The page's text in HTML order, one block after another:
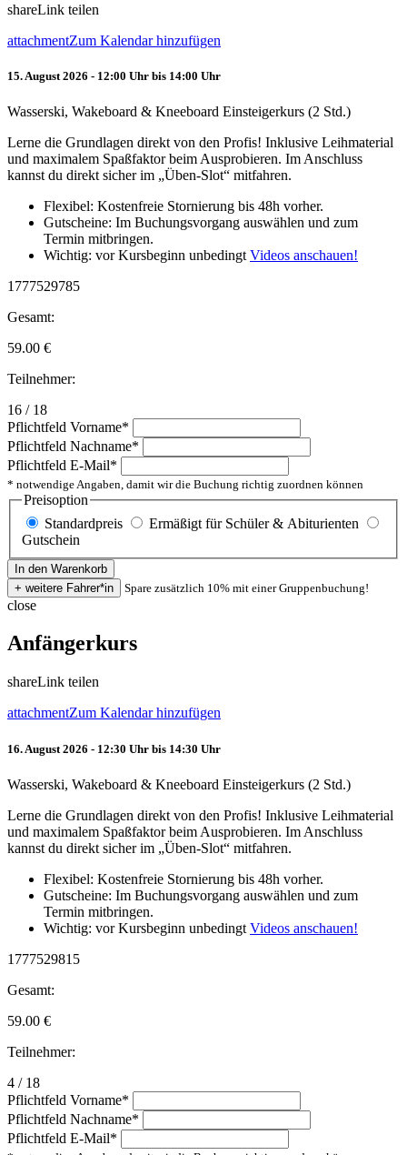
shareLink teilen
attachmentZum Kalendar hinzufügen
15. August 2026 - 12:00 Uhr bis 14:00 Uhr
Wasserski, Wakeboard & Kneeboard Einsteigerkurs (2 Std.)
Lerne die Grundlagen direkt von den Profis! Inklusive Leihmaterial
und maximalem Spaßfaktor beim Ausprobieren. Im Anschluss
kannst du direkt sicher im „Üben-Slot“ mitfahren.
Flexibel: Kostenfreie Stornierung bis 48h vorher.
Gutscheine: Im Buchungsvorgang auswählen und zum
Termin mitbringen.
Wichtig: vor Kursbeginn unbedingt Videos anschauen!
1777529785
Gesamt:
59.00 €
Teilnehmer:
16 / 18
Pflichtfeld Vorname*
Pflichtfeld Nachname*
Pflichtfeld E-Mail*
* notwendige Angaben, damit wir die Buchung richtig zuordnen können
Preisoption
Standardpreis
Ermäßigt für Schüler & Abiturienten
Gutschein
Spare zusätzlich 10% mit einer Gruppenbuchung!
close
Anfängerkurs
shareLink teilen
attachmentZum Kalendar hinzufügen
16. August 2026 - 12:30 Uhr bis 14:30 Uhr
Wasserski, Wakeboard & Kneeboard Einsteigerkurs (2 Std.)
Lerne die Grundlagen direkt von den Profis! Inklusive Leihmaterial
und maximalem Spaßfaktor beim Ausprobieren. Im Anschluss
kannst du direkt sicher im „Üben-Slot“ mitfahren.
Flexibel: Kostenfreie Stornierung bis 48h vorher.
Gutscheine: Im Buchungsvorgang auswählen und zum
Termin mitbringen.
Wichtig: vor Kursbeginn unbedingt Videos anschauen!
1777529815
Gesamt:
59.00 €
Teilnehmer:
4 / 18
Pflichtfeld Vorname*
Pflichtfeld Nachname*
Pflichtfeld E-Mail*